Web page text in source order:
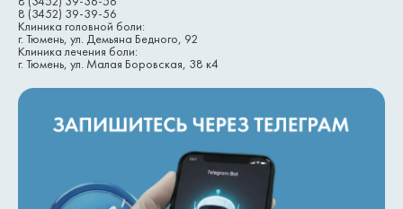
8 (3452) 39-39-56
Клиника головной боли:
г. Тюмень, ул. Демьяна Бедного, 92
Клиника лечения боли:
г. Тюмень, ул. Малая Боровская, 38 к4